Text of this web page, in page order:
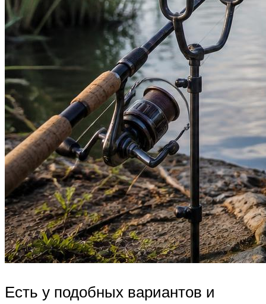
Есть у подобных вариантов и